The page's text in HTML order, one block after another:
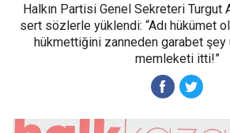
Halkın Partisi Genel Sekreteri Turgut
sert sözlerle yüklendi: “Adı hükümet
hükmettiğini zanneden garabet şey
memleketi itti!”